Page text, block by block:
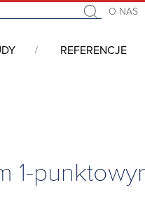
O NAS
REFERENCJE
1-